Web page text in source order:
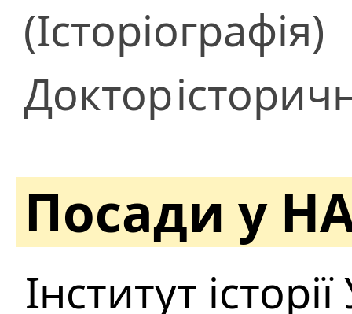
(Історіографія)
Доктор
Посади у
Інститут